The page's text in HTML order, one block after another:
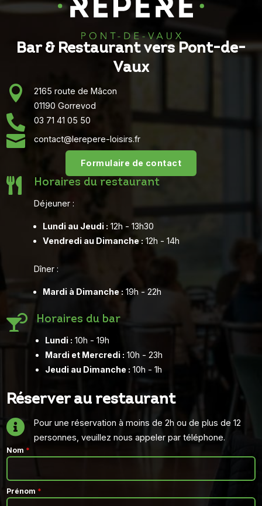
Bar & Restaurant vers Pont-de-
Vaux

2165 route de Mâcon
01190 Gorrevod
 03 71 41 05 50
 contact@lerepere-loisirs.fr
Formulaire de contact
 Horaires du restaurant
Déjeuner :
Lundi au Jeudi : 12h - 13h30
Vendredi au Dimanche :12h - 14h
Dîner :
Mardi à Dimanche :19h - 22h
 Horaires du bar
Lundi : 10h - 19h
Mardi et Mercredi : 10h - 23h
Jeudi au Dimanche : 10h - 1h
Réserver au restaurant

Pour une réservation à moins de 2h ou de plus de 12
personnes, veuillez nous appeler par téléphone.
Nom *
Prénom *